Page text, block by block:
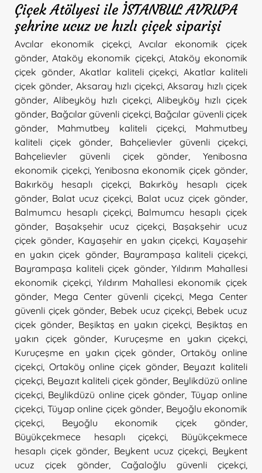
Çiçek Atölyesi ile İSTANBUL AVRUPA
şehrine ucuz ve hızlı çiçek siparişi
Avcılar ekonomik çiçekçi,Avcılar ekonomik çiçek
gönder ,Ataköy ekonomik çiçekçi, Ataköy ekonomik
çiçek gönder, Akatlar kaliteli çiçekçi Akatlar kaliteli
çiçek gönder Aksaray hızlı çiçekçi,Aksaray hızlı çiçek
gönder Alibeyköy hızlı çiçekçi,Alibeyköy hızlı çiçek
gönder Bağcılar güvenli çiçekçi, Bağcılar güvenli çiçek
gönder
Mahmutbey kaliteli çiçekçi, Mahmutbey
kaliteli çiçek gönder
Bahçelievler güvenli çiçekçi
Bahçelievler güvenli çiçek gönder
Yenibosna
ekonomik çiçekçi, Yenibosna ekonomik çiçek gönder
Bakırköy hesaplı çiçekçi, Bakırköy hesaplı çiçek
gönder Balat ucuz çiçekçi Balat ucuz çiçek gönder
Balmumcu hesaplı çiçekçi, Balmumcu hesaplı çiçek
gönder
Başakşehir ucuz çiçekçi, Başakşehir ucuz
çiçek gönder Kayaşehir en yakın çiçekçi Kayaşehir
en yakın çiçek gönder, Bayrampaşa kaliteli çiçekçi
Bayrampaşa kaliteli çiçek gönder, Yıldırım Mahallesi
ekonomik çiçekçi, Yıldırım Mahallesi ekonomik çiçek
gönder
Mega Center güvenli çiçekçi, Mega Center
güvenli çiçek gönder Bebek ucuz çiçekçi, Bebek ucuz
çiçek gönder Beşiktaş en yakın çiçekçi Beşiktaş en
yakın çiçek gönder
Kuruçeşme en yakın çiçekçi
Kuruçeşme en yakın çiçek gönder
Ortaköy online
çiçekçi Ortaköy online çiçek gönder, Beyazıt kaliteli
çiçekçi Beyazıt kaliteli çiçek gönder Beylikdüzü online
çiçekçi Beylikdüzü online çiçek gönder Tüyap online
çiçekçi Tüyap online çiçek gönder Beyoğlu ekonomik
çiçekçi
Beyoğlu ekonomik çiçek gönder
Büyükçekmece hesaplı çiçekçi
Büyükçekmece
hesaplı çiçek gönder Beykent ucuz çiçekçi Beykent
ucuz çiçek gönder
Cağaloğlu güvenli çiçekçi